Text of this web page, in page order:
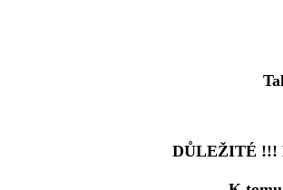
DŮLEŽITÉ !!!